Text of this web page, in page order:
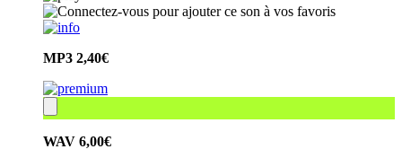
MP3 2,40€
WAV 6,00€